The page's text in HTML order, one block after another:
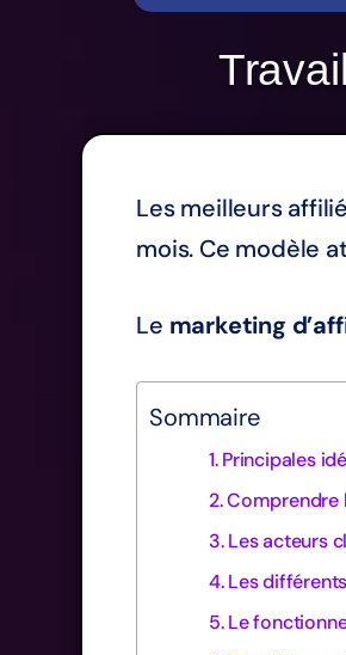
Les meilleurs
mois. Ce modèle
Le marketing
Sommaire
Principales
Comprendre
Les acteurs
Les
Le